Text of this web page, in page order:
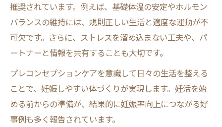
推奨されています。例えば、基礎体温の安定やホルモン
バランスの維持には、規則正しい生活と適度な運動が不
可欠です。さらに、ストレスを溜め込まない工夫や、パ
ートナーと情報を共有することも大切です。
プレコンセプションケアを意識して日々の生活を整える
ことで、妊娠しやすい体づくりが実現します。妊活を始
める前からの準備が、結果的に妊娠率向上につながる好
事例も多く報告されています。